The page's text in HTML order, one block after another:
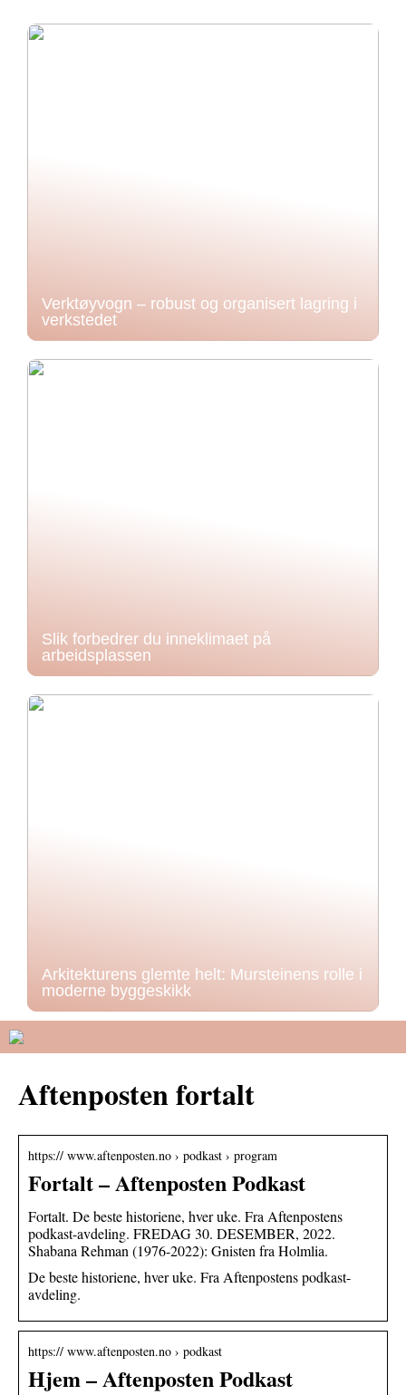
Verktøyvogn – robust og organisert lagring i
verkstedet
Slik forbedrer du inneklimaet på
arbeidsplassen
Arkitekturens glemte helt: Mursteinens rolle i
moderne byggeskikk
Aftenposten fortalt
https:// www.aftenposten.no › podkast › program
Fortalt – Aftenposten Podkast
Fortalt. De beste historiene, hver uke. Fra Aftenpostens
podkast-avdeling. FREDAG 30. DESEMBER, 2022.
Shabana Rehman (1976-2022): Gnisten fra Holmlia.
De beste historiene, hver uke. Fra Aftenpostens podkast-
avdeling.
https:// www.aftenposten.no › podkast
Hjem – Aftenposten Podkast